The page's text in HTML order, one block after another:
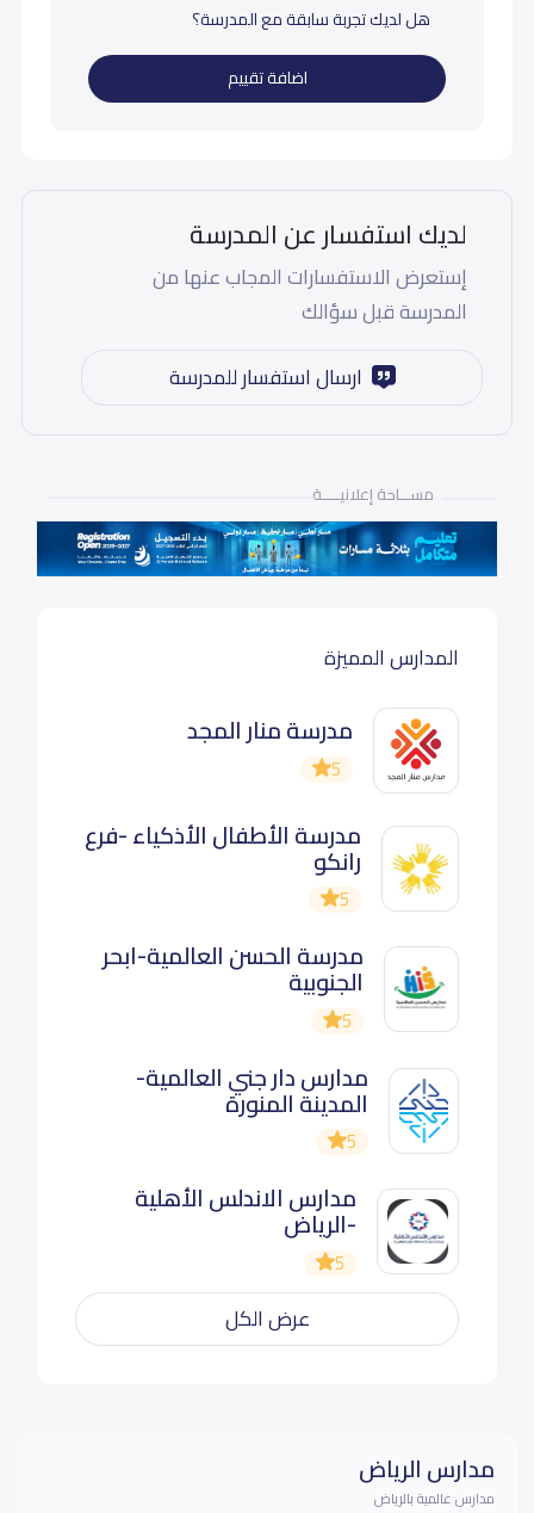
هل لديك تجربة سابقة مع المدرسة؟
اضافة تقييم
لديك استفسار عن المدرسة
إستعرض الاستفسارات المجاب عنها من
المدرسة قبل سؤالك
ارسال استفسار للمدرسة
مســـاحة إعلانيـــــة
المدارس المميزة
مدرسة منار المجد
5
مدرسة الأطفال الأذكياء -فرع
رانكو
5
مدرسة الحسن العالمية-ابحر
الجنوبية
5
مدارس دار جني العالمية-
المدينة المنورة
5
مدارس الاندلس الأهلية
-الرياض
5
عرض الكل
مدارس الرياض
مدارس عالمية بالرياض